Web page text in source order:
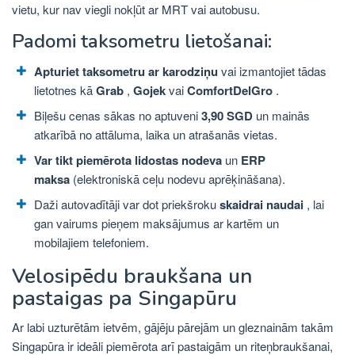
vietu, kur nav viegli nokļūt ar MRT vai autobusu.
Padomi taksometru lietošanai:
Apturiet taksometru ar karodziņu vai izmantojiet tādas
lietotnes kāGrab , GojekvaiComfortDelGro .
Biļešu cenas sākas no aptuveni3,90 SGD un mainās
atkarībā no attāluma, laika un atrašanās vietas.
Var tikt piemērota lidostas nodeva un ERP
maksa (elektroniskā ceļu nodevu aprēķināšana).
Daži autovadītāji var dot priekšrokuskaidrai naudai , lai
gan vairums pieņem maksājumus ar kartēm un
mobilajiem telefoniem.
Velosipēdu braukšana un
pastaigas pa Singapūru
Ar labi uzturētām ietvēm, gājēju pārejām un gleznainām takām
Singapūra ir ideāli piemērota arī pastaigām un riteņbraukšanai,